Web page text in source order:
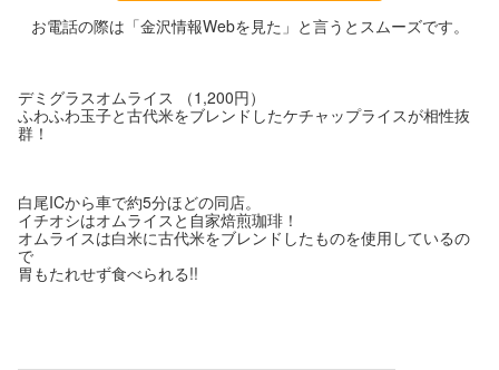
お電話の際は「金沢情報Webを見た」と言うとスムーズです。
デミグラスオムライス （1,200円）
ふわふわ玉子と古代米をブレンドしたケチャップライスが相性抜
群！
白尾ICから車で約5分ほどの同店。
イチオシはオムライスと自家焙煎珈琲！
オムライスは白米に古代米をブレンドしたものを使用しているの
で
胃もたれせず食べられる!!